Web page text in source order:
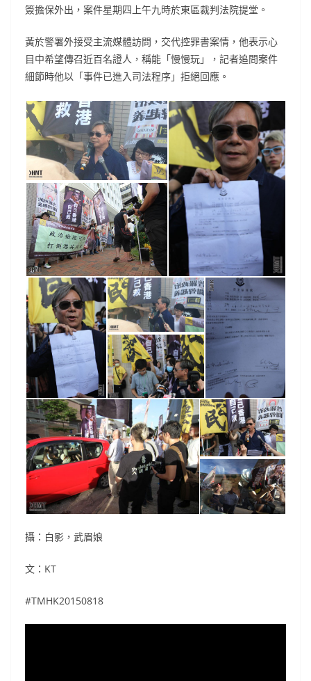
簽擔保外出，案件星期四上午九時於東區裁判法院提堂。
黃於警署外接受主流媒體訪問，交代控罪書案情，他表示心
目中希望傳召近百名證人，稱能「慢慢玩」，記者追問案件
細節時他以「事件已進入司法程序」拒絕回應。
攝：白影，武眉娘
文：KT
#TMHK20150818